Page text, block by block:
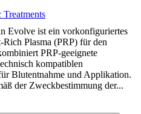
Evolve ist ein vorkonfiguriertes
Plasma (PRP) für den
PRP-geeignete
kompatiblen
Blutentnahme und Applikation.
der Zweckbestimmung der...